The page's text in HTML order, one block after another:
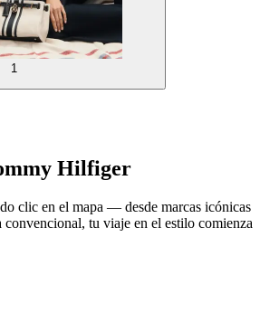
1
Hilfiger
clic en el mapa — desde marcas icónicas
convencional, tu viaje en el estilo comienza